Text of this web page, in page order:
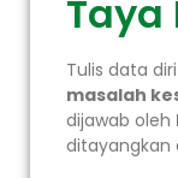
Taya
Tulis data
masalah
dijawab oleh
ditayangkan